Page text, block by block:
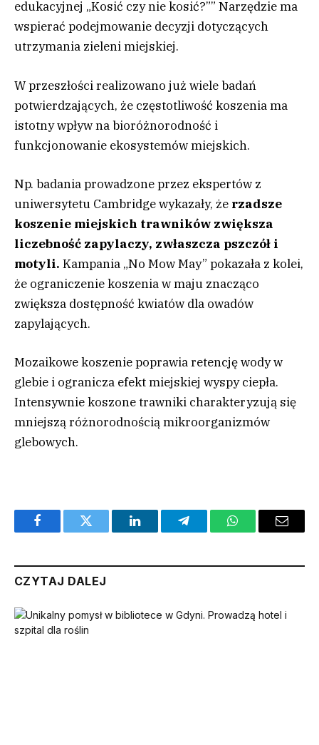
edukacyjnej „Kosić czy nie kosić?”” Narzędzie ma
wspierać podejmowanie decyzji dotyczących
utrzymania zieleni miejskiej.
W przeszłości realizowano już wiele badań
potwierdzających, że częstotliwość koszenia ma
istotny wpływ na bioróżnorodność i
funkcjonowanie ekosystemów miejskich.
Np. badania prowadzone przez ekspertów z
uniwersytetu Cambridge wykazały, że rzadsze
koszenie miejskich trawników zwiększa
liczebność zapylaczy, zwłaszcza pszczół i
motyli. Kampania „No Mow May” pokazała z kolei,
że ograniczenie koszenia w maju znacząco
zwiększa dostępność kwiatów dla owadów
zapylających.
Mozaikowe koszenie poprawia retencję wody w
glebie i ogranicza efekt miejskiej wyspy ciepła.
Intensywnie koszone trawniki charakteryzują się
mniejszą różnorodnością mikroorganizmów
glebowych.
FacebookTwitter LinkedInTelegramWhatsAppEmail
CZYTAJ DALEJ